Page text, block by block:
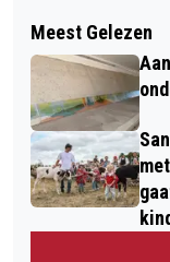
‘REUS VAN
VAN LUIJN
SPECIAL
EERSTE
LUIDT
Meest Gelezen